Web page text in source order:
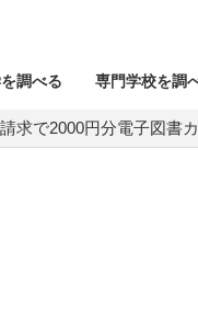
調べる 専門学校を調
請求で2000円分電子図書